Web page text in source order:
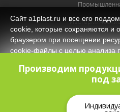
Контейнеры для
Сайт a1plast.ru и все его
cookie, которые сохраняются и
браузером при посещении
cookie‑файлы с целью анализа
корректной работы сайта.
Политикой
персональных данныхи даёте
персональных данных (в т.ч.
Производим
под